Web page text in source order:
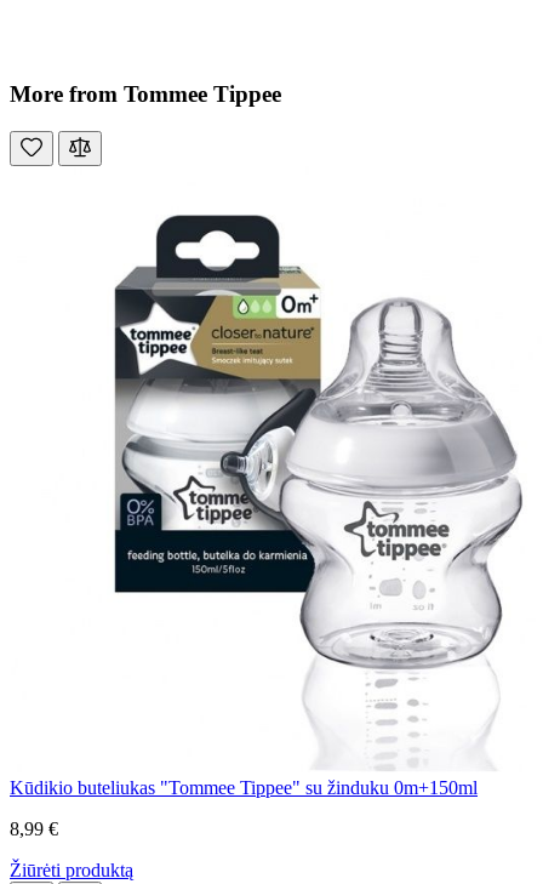
More from Tommee Tippee
Kūdikio buteliukas "Tommee Tippee" su žinduku 0m+150ml
8,99 €
Žiūrėti produktą